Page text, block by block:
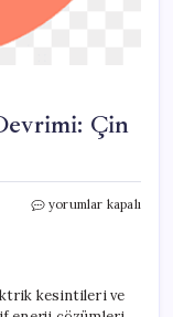
Çin
Afrika’da
İhracatı
yorumlar kapalı
kesintileri ve